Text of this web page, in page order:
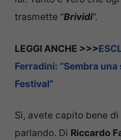
trasmette “Brividi“.
LEGGI ANCHE >>>
Ferradini: “Sembra
Festival”
Sì, avete capito bene
parlando. Di Riccardo